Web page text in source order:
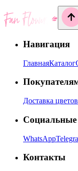
Навигация
ГлавнаяКаталог
Доставка цветов
Социальные
WhatsApp
Контакты